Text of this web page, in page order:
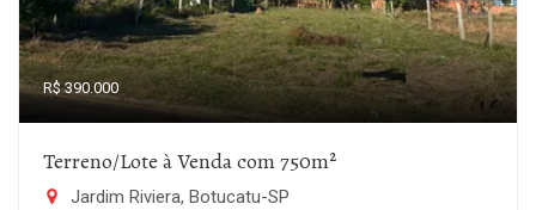
R$ 390.000
Terreno/Lote à Venda com 750m²
Jardim Riviera, Botucatu-SP